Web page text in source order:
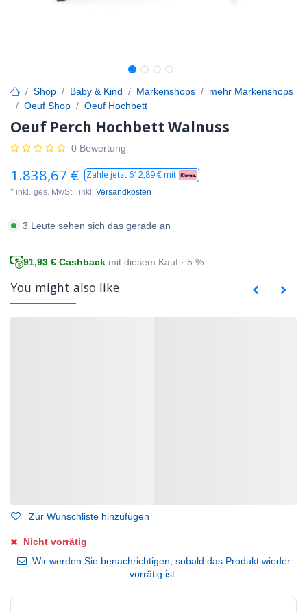
Shop Baby & Kind Markenshops
mehr Markenshops
Oeuf Shop
Oeuf Hochbett
Oeuf Perch Hochbett Walnuss
0 Bewertung
1.838,67 € Zahle jetzt 612,89€ mit
* inkl. ges. MwSt., inkl. Versandkosten
3 Leute sehen sich das gerade an
91,93 € Cashback mit diesem Kauf · 5 %
You might also like
Zur Wunschliste hinzufügen
Nicht vorrätig
Wir werden Sie benachrichtigen, sobald das Produkt wieder
vorrätig ist.